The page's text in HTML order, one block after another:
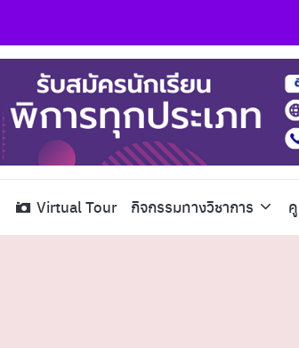
Virtual Tour กิจกรรมทางวิชาการ